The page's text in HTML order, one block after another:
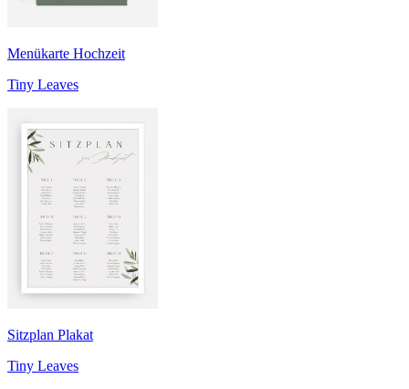
Menükarte Hochzeit
Tiny Leaves
Sitzplan Plakat
Tiny Leaves